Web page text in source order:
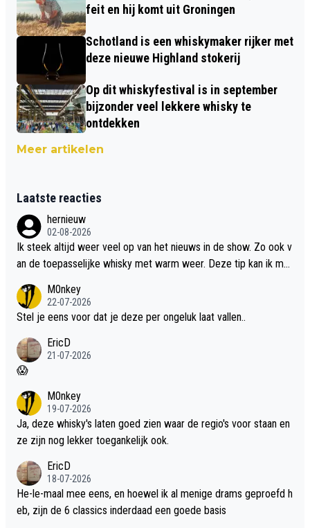
feit en hij komt uit Groningen
Schotland is een whiskymaker rijker met
deze nieuwe Highland stokerij
Op dit whiskyfestival is in september
bijzonder veel lekkere whisky te
ontdekken
Meer artikelen
Laatste reacties
hernieuw
02-08-2026
Ik steek altijd weer veel op van het nieuws in de show. Zo ook v
an de toepasselijke whisky met warm weer. Deze tip kan ik met
M0nkey
22-07-2026
Stel je eens voor dat je deze per ongeluk laat vallen..
EricD
21-07-2026
😱
M0nkey
19-07-2026
Ja, deze whisky's laten goed zien waar de regio's voor staan en
ze zijn nog lekker toegankelijk ook.
EricD
18-07-2026
He-le-maal mee eens, en hoewel ik al menige drams geproefd h
eb, zijn de 6 classics inderdaad een goede basis